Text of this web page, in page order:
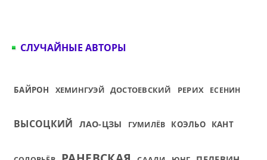
СЛУЧАЙНЫЕ АВТОРЫ
БАЙРОН ХЕМИНГУЭЙ ДОСТОЕВСКИЙ РЕРИХ ЕСЕНИН
ВЫСОЦКИЙ ЛАО-ЦЗЫ ГУМИЛЁВ КОЭЛЬО КАНТ